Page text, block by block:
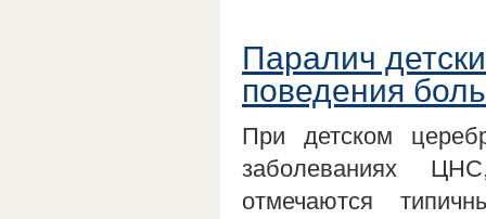
Паралич
поведения
При детском
заболеваниях
отмечаются